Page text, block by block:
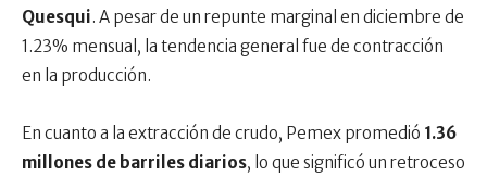
Quesqui. A pesar de un repunte marginal en diciembre de
1.23% mensual, la tendencia general fue de contracción
en la producción.
En cuanto a la extracción de crudo, Pemex promedió 1.36
millones de barriles diarios, lo que significó un retroceso